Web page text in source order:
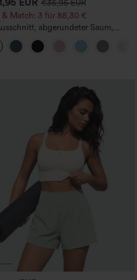
€35,95 EUR
& Match: 3 für 88,30 €
abgerundeter Saum,
Yoga-Trägertop – UPF50+